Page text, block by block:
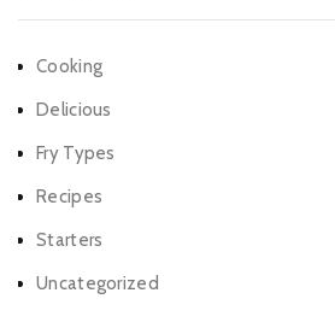
Cooking
Delicious
Fry Types
Recipes
Starters
Uncategorized